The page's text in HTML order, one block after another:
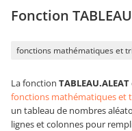
Fonction
fonctions mathématiques et
La fonction TABLEAU.ALEAT
fonctions mathématiques et
un tableau de nombres
lignes et colonnes pour